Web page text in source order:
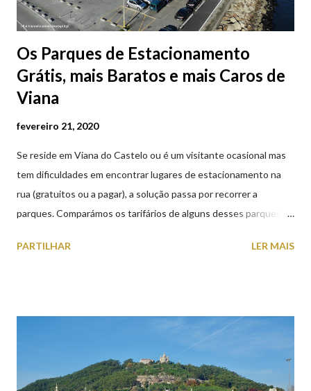
Os Parques de Estacionamento
Grátis, mais Baratos e mais Caros de
Viana
fevereiro 21, 2020
Se reside em Viana do Castelo ou é um visitante ocasional mas
tem dificuldades em encontrar lugares de estacionamento na
rua (gratuitos ou a pagar), a solução passa por recorrer a
parques. Comparámos os tarifários de alguns desses parques de
subterrâneos) perto do centro da cidade (entenda-se por
subterrâneos. O Parque da Estação Viana Shopping é grátis de
2ª a 5ª feira a partir das 20:00 (DIAS ÚTEIS)
PARTILHAR LER MAIS